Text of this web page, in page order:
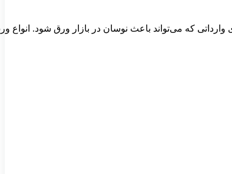
وارداتی که می‌تواند باعث نوسان در بازار ورق شود. انواع